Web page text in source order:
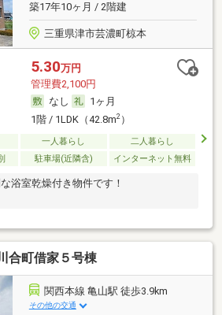
築17年10ヶ月 / 2階建
三重県津市芸濃町椋本
5.30万円
管理費2,100円
なし
1ヶ月
1階 / 1LDK（42.8m2）
一人暮らし
二人暮らし
駐車場(近隣含) インターネット無料
浴室乾燥付き物件です！
合町借家５号棟
関西本線 亀山駅 徒歩3.9km
その他の交通